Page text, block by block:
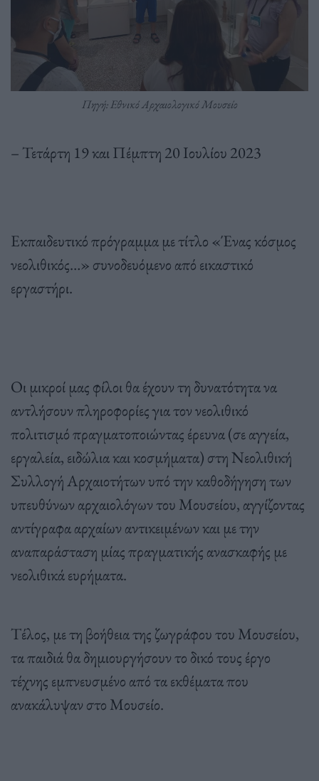
Πηγή: Εθνικό Αρχαιολογικό Μουσείο
– Τετάρτη 19 και Πέμπτη 20 Ιουλίου 2023
Εκπαιδευτικό πρόγραμμα με τίτλο «Ένας κόσμος
νεολιθικός…» συνοδευόμενο από εικαστικό
εργαστήρι.
Οι μικροί μας φίλοι θα έχουν τη δυνατότητα να
αντλήσουν πληροφορίες για τον νεολιθικό
πολιτισμό πραγματοποιώντας έρευνα (σε αγγεία,
εργαλεία, ειδώλια και κοσμήματα) στη Νεολιθική
Συλλογή Αρχαιοτήτων υπό την καθοδήγηση των
υπευθύνων αρχαιολόγων του Μουσείου, αγγίζοντας
αντίγραφα αρχαίων αντικειμένων και με την
αναπαράσταση μίας πραγματικής ανασκαφής με
νεολιθικά ευρήματα.
Τέλος, με τη βοήθεια της ζωγράφου του Μουσείου,
τα παιδιά θα δημιουργήσουν το δικό τους έργο
τέχνης εμπνευσμένο από τα εκθέματα που
ανακάλυψαν στο Μουσείο.